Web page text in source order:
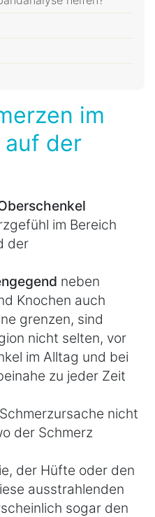
im
auf der
im Bereich
der
neben
Knochen auch
grenzen, sind
nicht selten, vor
im Alltag und bei
zu jeder Zeit
nicht
der Schmerz
der Hüfte oder den
ausstrahlenden
sogar den